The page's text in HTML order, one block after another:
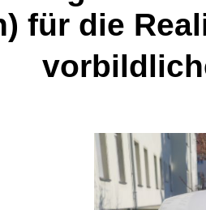
für die